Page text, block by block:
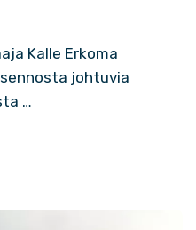
Kalle Erkoma
johtuvia
…